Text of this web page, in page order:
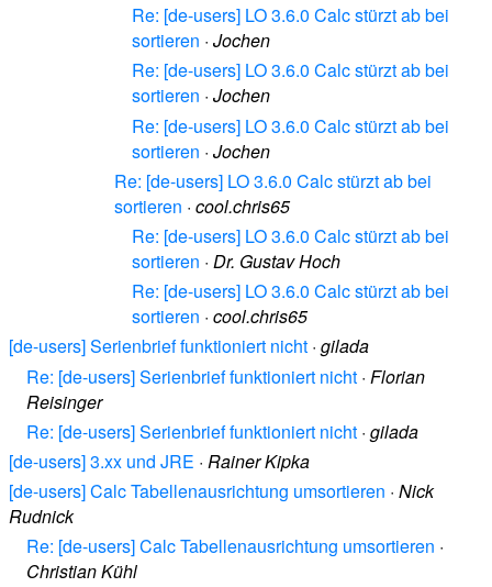
Re: [de-users] LO 3.6.0 Calc stürzt ab bei
sortieren · Jochen
Re: [de-users] LO 3.6.0 Calc stürzt ab bei
sortieren · Jochen
Re: [de-users] LO 3.6.0 Calc stürzt ab bei
sortieren · Jochen
Re: [de-users] LO 3.6.0 Calc stürzt ab bei
sortieren · cool.chris65
Re: [de-users] LO 3.6.0 Calc stürzt ab bei
sortieren · Dr. Gustav Hoch
Re: [de-users] LO 3.6.0 Calc stürzt ab bei
sortieren · cool.chris65
[de-users] Serienbrief funktioniert nicht · gilada
Re: [de-users] Serienbrief funktioniert nicht · Florian
Reisinger
Re: [de-users] Serienbrief funktioniert nicht · gilada
[de-users] 3.xx und JRE · Rainer Kipka
[de-users] Calc Tabellenausrichtung umsortieren · Nick
Rudnick
Re: [de-users] Calc Tabellenausrichtung umsortieren ·
Christian Kühl